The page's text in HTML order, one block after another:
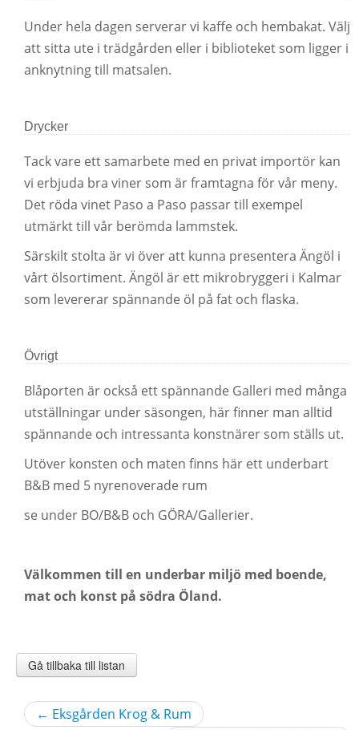
Under hela dagen serverar vi kaffe och hembakat. Välj
att sitta ute i trädgården eller i biblioteket som ligger i
anknytning till matsalen.
Drycker
Tack vare ett samarbete med en privat importör kan
vi erbjuda bra viner som är framtagna för vår meny.
Det röda vinet Paso a Paso passar till exempel
utmärkt till vår berömda lammstek.
Särskilt stolta är vi över att kunna presentera Ängöl i
vårt ölsortiment. Ängöl är ett mikrobryggeri i Kalmar
som levererar spännande öl på fat och flaska.
Övrigt
Blåporten är också ett spännande Galleri med många
utställningar under säsongen, här finner man alltid
spännande och intressanta konstnärer som ställs ut.
Utöver konsten och maten finns här ett underbart
B&B med 5 nyrenoverade rum
se under BO/B&B och GÖRA/Gallerier.
Välkommen till en underbar miljö med boende,
mat och konst på södra Öland.
Gå tillbaka till listan
← Eksgården Krog & Rum